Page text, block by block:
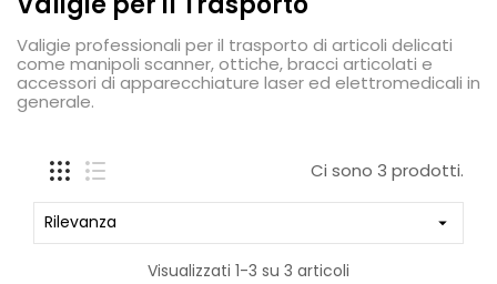
Valigie professionali per il trasporto di articoli delicati
come manipoli scanner, ottiche, bracci articolati e
accessori di apparecchiature laser ed elettromedicali in
generale.
Ci sono 3 prodotti.
Rilevanza 
Visualizzati 1-3 su 3 articoli